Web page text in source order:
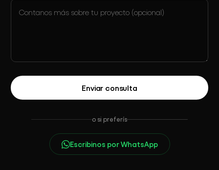
Enviar consulta
o si preferís
Escribinos por WhatsApp